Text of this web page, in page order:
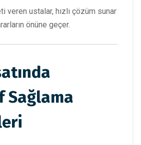
veren ustalar, hızlı çözüm sunar
önüne geçer.
Sağlama